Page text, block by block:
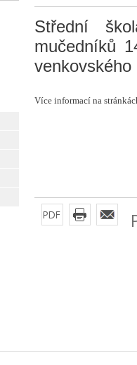
Střední
mučedníků
Více informací na
PDF